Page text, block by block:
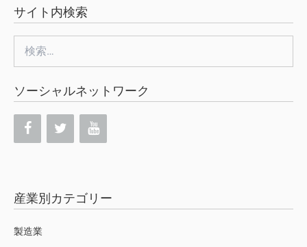
サイト内検索
ソーシャルネットワーク
産業別カテゴリー
製造業